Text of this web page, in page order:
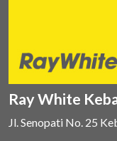
Ray White
Jl. Senopati No. 25